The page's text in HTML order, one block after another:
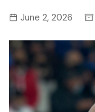
June 2, 2026